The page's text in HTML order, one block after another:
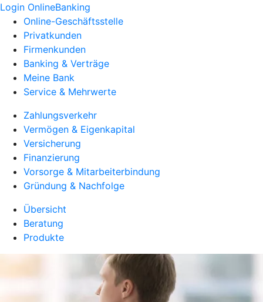
Login OnlineBanking
Online-Geschäftsstelle
Privatkunden
Firmenkunden
Banking & Verträge
Meine Bank
Service & Mehrwerte
Zahlungsverkehr
Vermögen & Eigenkapital
Versicherung
Finanzierung
Vorsorge & Mitarbeiterbindung
Gründung & Nachfolge
Übersicht
Beratung
Produkte